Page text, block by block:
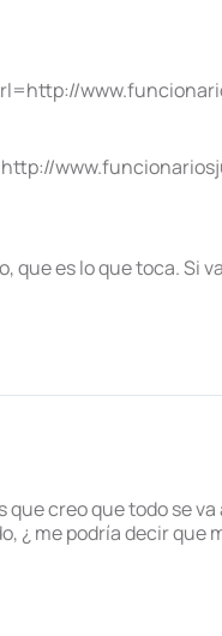
es lo que toca. Si
creo que todo se
¿ me podría decir que